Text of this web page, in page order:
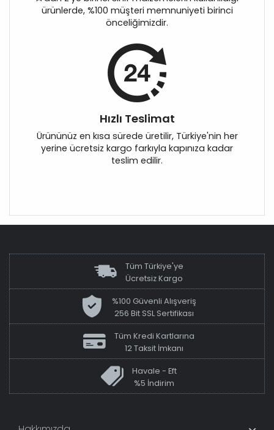
ürünlerde, %100 müşteri memnuniyeti birinci
önceliğimizdir.
Hızlı Teslimat
Ürününüz en kısa sürede üretilir, Türkiye'nin her
yerine ücretsiz kargo farkıyla kapınıza kadar
teslim edilir.
Tüm Türkiye'ye
Ücretsiz Kargo
%100 Güvenli Alışveriş
256 Bit SSL Sertifikası
Tüm Kredi Kartlarına
12 Taksit İmkanı
Havale - Eft
%5 İndirim